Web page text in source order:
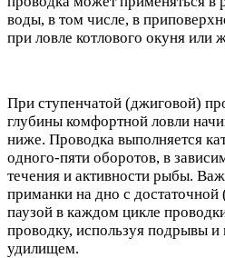
воды, в том числе, в
при ловле котлового окуня или
При ступенчатой (джиговой)
глубины комфортной ловли
ниже. Проводка выполняется
одного-пяти оборотов, в
течения и активности рыбы.
приманки на дно с достаточной
паузой в каждом цикле
проводку, используя подрывы
удилищем.